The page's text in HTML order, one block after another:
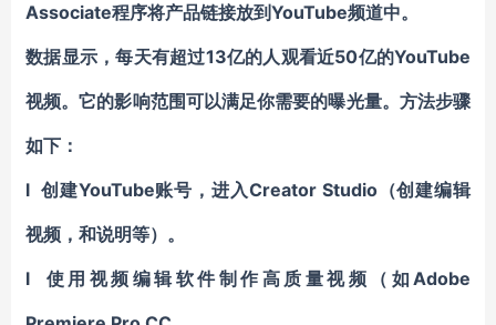
Associate程序将产品链接放到YouTube频道中。
数据显示，每天有超过13亿的人观看近50亿的YouTube
视频。它的影响范围可以满足你需要的曝光量。方法步骤
如下：
l 创建YouTube账号，进入Creator Studio（创建编辑
视频，和说明等）。
l 使用视频编辑软件制作高质量视频（如Adobe